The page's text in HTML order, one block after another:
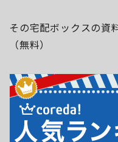
その宅配ボックスの資
（無料）